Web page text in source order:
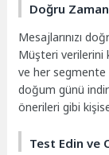
Doğru
Mesajlarınızı
Müşteri verilerini
ve her segmente
doğum günü
önerileri gibi
Test Edin ve